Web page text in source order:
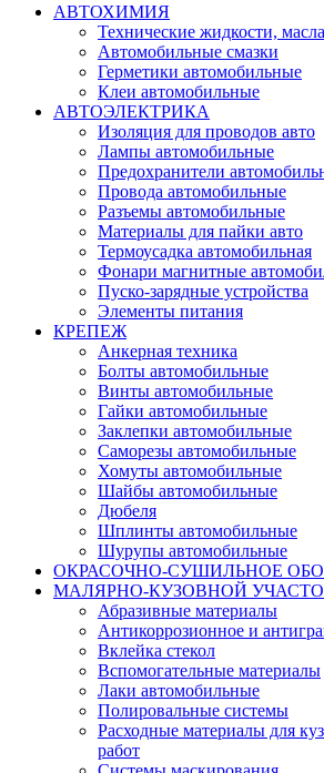
АВТОХИМИЯ
Технические жидкости, масла
Автомобильные смазки
Герметики автомобильные
Клеи автомобильные
АВТОЭЛЕКТРИКА
Изоляция для проводов авто
Лампы автомобильные
Предохранители
Провода автомобильные
Разъемы автомобильные
Материалы для пайки авто
Термоусадка автомобильная
Фонари магнитные
Пуско-зарядные устройства
Элементы питания
КРЕПЕЖ
Анкерная техника
Болты автомобильные
Винты автомобильные
Гайки автомобильные
Заклепки автомобильные
Саморезы автомобильные
Хомуты автомобильные
Шайбы автомобильные
Дюбеля
Шплинты автомобильные
Шурупы автомобильные
ОКРАСОЧНО-СУШИЛЬНОЕ
МАЛЯРНО-КУЗОВНОЙ
Абразивные материалы
Антикоррозионное и
Вклейка стекол
Вспомогательные материалы
Лаки автомобильные
Полировальные системы
Расходные материалы для
работ